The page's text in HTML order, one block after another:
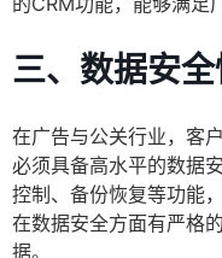
三、数据安
在广告与公关行业，客
必须具备高水平的数据
控制、备份恢复等功能
在数据安全方面有严格
据。